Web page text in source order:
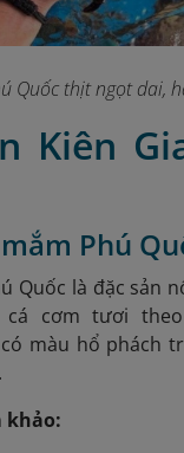
Quốc thịt ngọt dai,
Kiên
Phú
Quốc là đặc sản
cơm tươi
màu hổ phách
khảo: